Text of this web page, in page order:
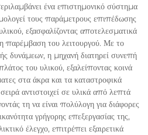
ένα επιστημονικό σύστημα
τους παράμετρους επιπέδωσης
εξασφαλίζοντας αποτελεσματικά
παρέμβαση του λειτουργού. Με το
δυνάμεων, η μηχανή διατηρεί συνεπή
του υλικού, εξαλείποντας κοινά
στα άκρα και τα καταστροφικά
αντιστοιχεί σε υλικά από λεπτά
τη να είναι πολύλογη για διάφορες
γρήγορης επεξεργασίας της,
έλεγχο, επιτρέπει εξαιρετικά